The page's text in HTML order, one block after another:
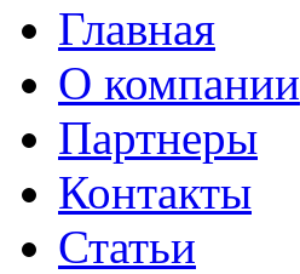
Главная
О компании
Партнеры
Контакты
Статьи